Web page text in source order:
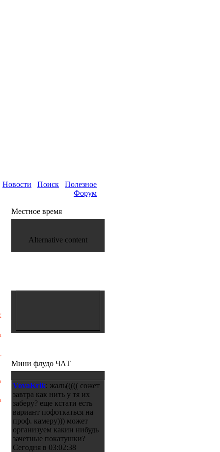
Новости Поиск
Полезное
Форум
Местное время
Alternative content
Мини флудо ЧАТ
VovaKrik: жаль((((( сожет
завтра как нить у тя их
заберу? еще кстати есть
вариант пофоткаться на
проф. камеру))) может
организуем какин нибудь
зачетные покатушки?
Сегодня в 03:02:38